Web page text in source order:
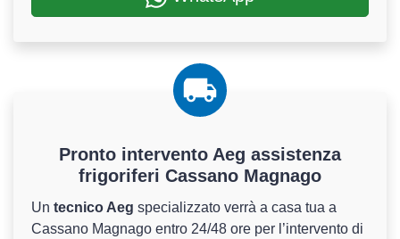
Pronto intervento Aeg assistenza
frigoriferi Cassano Magnago
Un tecnico Aeg specializzato verrà a casa tua a
Cassano Magnago entro 24/48 ore per l’intervento di